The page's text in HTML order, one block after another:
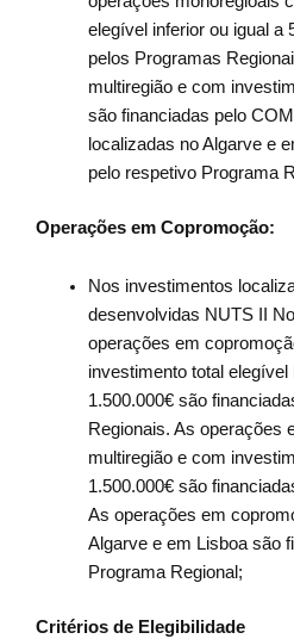
elegível inferior ou igual a
pelos Programas
multiregião e com
são financiadas pelo
localizadas no Algarve e
pelo respetivo Programa
Operações em Copromoção:
Nos investimentos
desenvolvidas NUTS II
operações em
investimento total elegível
1.500.000€ são
Regionais. As operações
multiregião e com
1.500.000€ são
As operações em
Algarve e em Lisboa são
Programa Regional;
Critérios de Elegibilidade